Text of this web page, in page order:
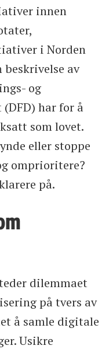
innen
i Norden
beskrivelse av
og
har for å
som lovet.
eller stoppe
omprioritere?
på.
dilemmaet
på tvers av
å samle digitale
Usikre